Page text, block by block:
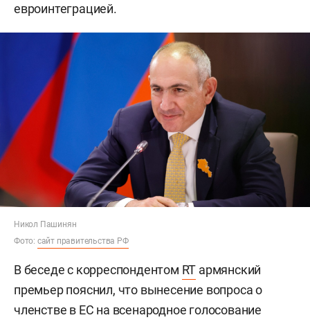
евроинтеграцией.
Никол Пашинян
Фото: сайт правительства РФ
В беседе с корреспондентом RT армянский
премьер пояснил, что вынесение вопроса о
членстве в ЕС на всенародное голосование